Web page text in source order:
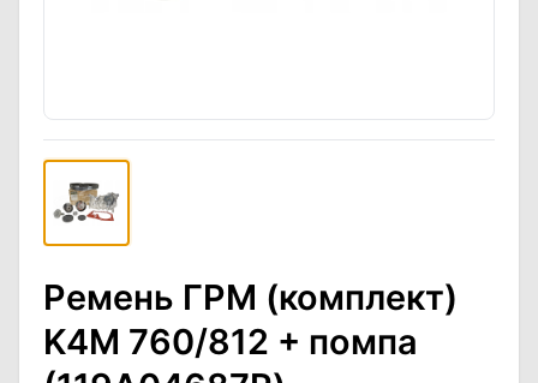
Ремень ГРМ (комплект)
K4M 760/812 + помпа